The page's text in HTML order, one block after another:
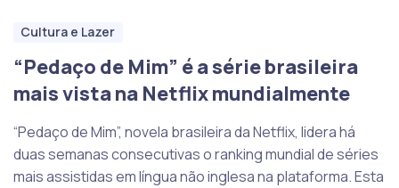
Cultura e Lazer
“Pedaço de Mim” é a série brasileira
mais vista na Netflix mundialmente
“Pedaço de Mim”, novela brasileira da Netflix, lidera há
duas semanas consecutivas o ranking mundial de séries
mais assistidas em língua não inglesa na plataforma. Esta